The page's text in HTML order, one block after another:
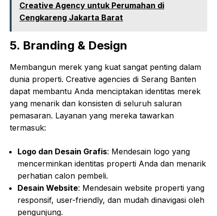
Creative Agency untuk Perumahan di
Cengkareng Jakarta Barat
5. Branding & Design
Membangun merek yang kuat sangat penting dalam
dunia properti. Creative agencies di Serang Banten
dapat membantu Anda menciptakan identitas merek
yang menarik dan konsisten di seluruh saluran
pemasaran. Layanan yang mereka tawarkan
termasuk:
Logo dan Desain Grafis: Mendesain logo yang
mencerminkan identitas properti Anda dan menarik
perhatian calon pembeli.
Desain Website: Mendesain website properti yang
responsif, user-friendly, dan mudah dinavigasi oleh
pengunjung.